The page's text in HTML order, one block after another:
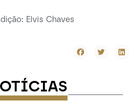
Elvis Chaves